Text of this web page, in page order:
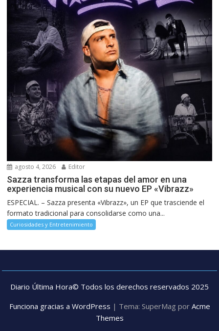
agosto 4, 2026 Editor
Sazza transforma las etapas del amor en una
experiencia musical con su nuevo EP «Vibrazz»
ESPECIAL. – Sazza presenta «Vibrazz», un EP que trasciende el
formato tradicional para consolidarse como una...
Curiosidades y Entretenimiento
Diario Última Hora© Todos los derechos reservados 2025
Funciona gracias a WordPress | Tema: SuperMag por Acme
Themes